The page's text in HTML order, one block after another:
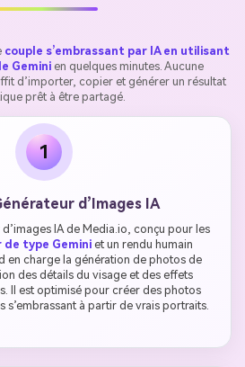
couple s’embrassant par IA en utilisant
Gemini en quelques minutes. Aucune
d’importer, copier et générer un résultat
prêt à être partagé.
1
d’Images IA
IA de Media.io, conçu pour les
type Gemini et un rendu humain
en charge la génération de photos de
des détails du visage et des effets
Il est optimisé pour créer des photos
s’embrassant à partir de vrais portraits.